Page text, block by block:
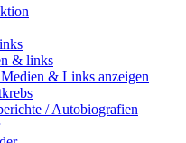
& links
& Links anzeigen
/ Autobiografien